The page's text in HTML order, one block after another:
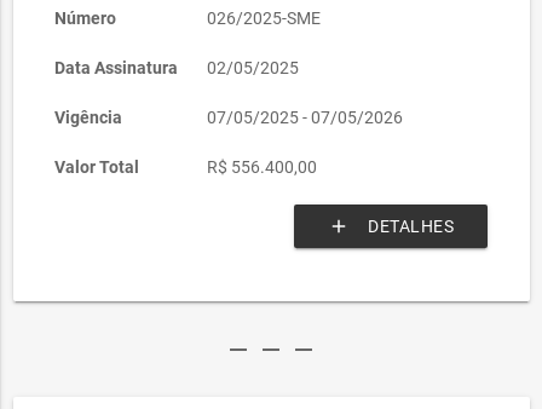
Número 026/2025-SME
Data Assinatura 02/05/2025
Vigência 07/05/2025 - 07/05/2026
Valor Total R$ 556.400,00
add DETALHES
remove remove remove